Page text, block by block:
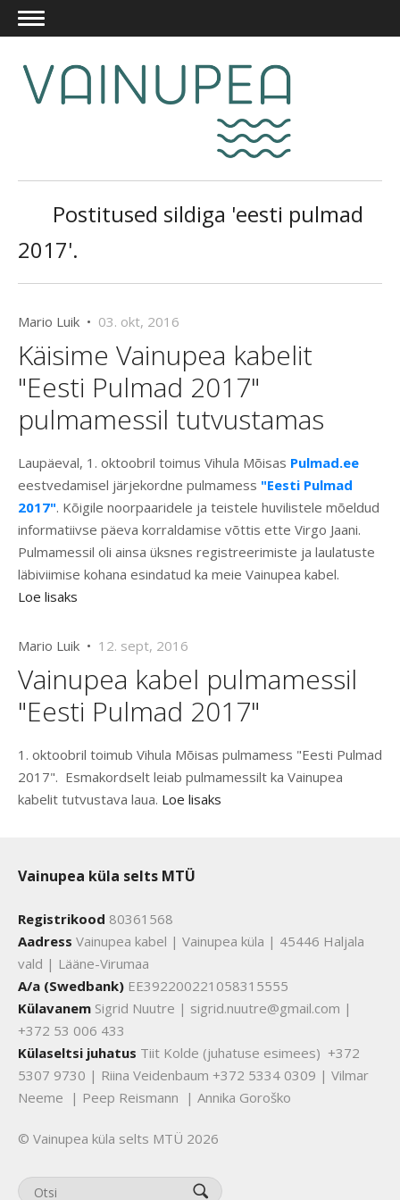
Postitused sildiga 'eesti pulmad
2017'.
Mario Luik • 03. okt, 2016
Käisime Vainupea kabelit
"Eesti Pulmad 2017"
pulmamessil tutvustamas
Laupäeval, 1. oktoobril toimus Vihula Mõisas Pulmad.ee
eestvedamisel järjekordne pulmamess "Eesti Pulmad
2017". Kõigile noorpaaridele ja teistele huvilistele mõeldud
informatiivse päeva korraldamise võttis ette Virgo Jaani.
Pulmamessil oli ainsa üksnes registreerimiste ja laulatuste
läbiviimise kohana esindatud ka meie Vainupea kabel.
Loe lisaks
Mario Luik • 12. sept, 2016
Vainupea kabel pulmamessil
"Eesti Pulmad 2017"
1. oktoobril toimub Vihula Mõisas pulmamess "Eesti Pulmad
2017". Esmakordselt leiab pulmamessilt ka Vainupea
kabelit tutvustava laua. Loe lisaks
Vainupea küla selts MTÜ
Registrikood 80361568
Aadress Vainupea kabel | Vainupea küla | 45446 Haljala
vald | Lääne-Virumaa
A/a (Swedbank) EE392200221058315555
Külavanem Sigrid Nuutre | sigrid.nuutre@gmail.com |
+372 53 006 433
Külaseltsi juhatus Tiit Kolde (juhatuse esimees) +372
5307 9730 | Riina Veidenbaum +372 5334 0309 | Vilmar
Neeme | Peep Reismann | Annika Goroško
© Vainupea küla selts MTÜ 2026